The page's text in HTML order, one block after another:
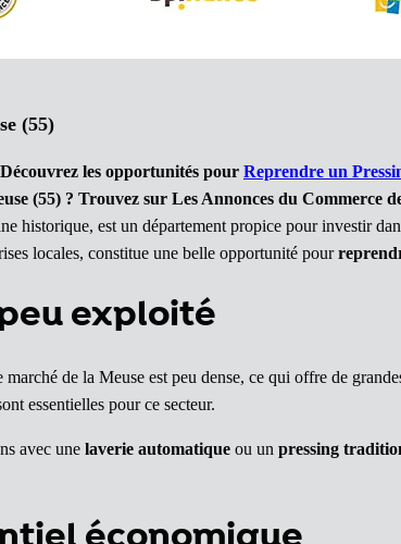
(55)
les opportunités pour Reprendre un
(55) ? Trouvez sur Les Annonces du Commerce
historique, est un département propice pour investir
locales, constitue une belle opportunité pour
exploité
marché de la Meuse est peu dense, ce qui offre de
essentielles pour ce secteur.
avec une laverie automatique ou un pressing